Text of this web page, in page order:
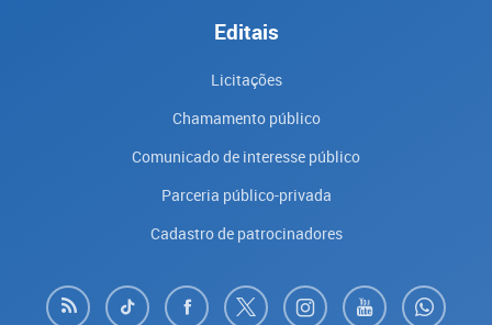
Editais
Licitações
Chamamento público
Comunicado de interesse público
Parceria público-privada
Cadastro de patrocinadores